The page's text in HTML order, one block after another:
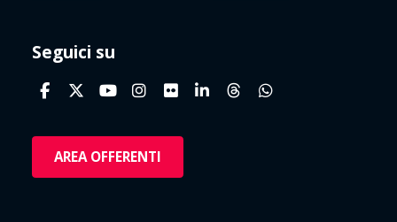
Seguici su
AREA OFFERENTI